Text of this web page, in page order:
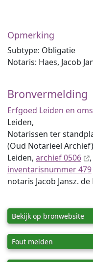
Opmerking
Subtype: Obligatie
Notaris: Haes, Jacob
Bronvermelding
Erfgoed Leiden en
Leiden,
Notarissen ter
(Oud Notarieel
Leiden, archief 0506
,
inventaris­num­mer 479
notaris Jacob Jansz.
Bekijk op bronwebsite
Fout melden